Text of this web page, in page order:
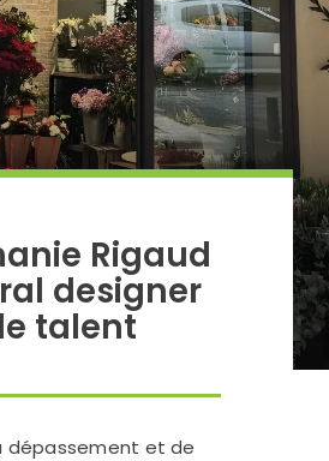
Rigaud
designer
talent
dépassement et de